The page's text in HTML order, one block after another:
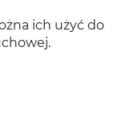
ich użyć do